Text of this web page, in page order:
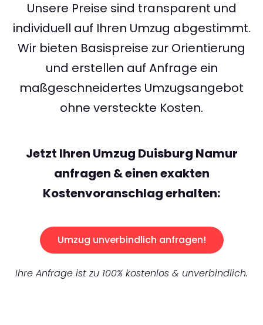
Unsere Preise sind transparent und
individuell auf Ihren Umzug abgestimmt.
Wir bieten Basispreise zur Orientierung
und erstellen auf Anfrage ein
maßgeschneidertes Umzugsangebot
ohne versteckte Kosten.
Jetzt Ihren Umzug Duisburg Namur
anfragen & einen exakten
Kostenvoranschlag erhalten:
Umzug unverbindlich anfragen!
Ihre Anfrage ist zu 100% kostenlos & unverbindlich.